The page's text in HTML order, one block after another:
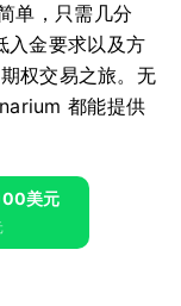
单，只需几分
入金要求以及方
权交易之旅。无
都能提供
美元